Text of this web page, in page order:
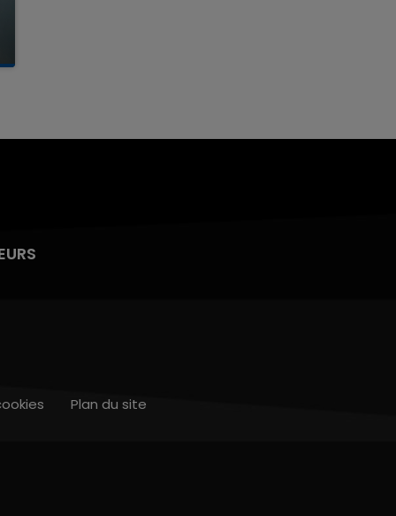
Plan du site